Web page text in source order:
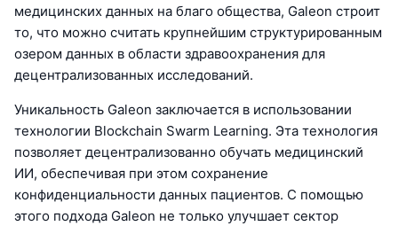
медицинских данных на благо общества, Galeon строит
то, что можно считать крупнейшим структурированным
озером данных в области здравоохранения для
децентрализованных исследований.
Уникальность Galeon заключается в использовании
технологии Blockchain Swarm Learning. Эта технология
позволяет децентрализованно обучать медицинский
ИИ, обеспечивая при этом сохранение
конфиденциальности данных пациентов. С помощью
этого подхода Galeon не только улучшает сектор